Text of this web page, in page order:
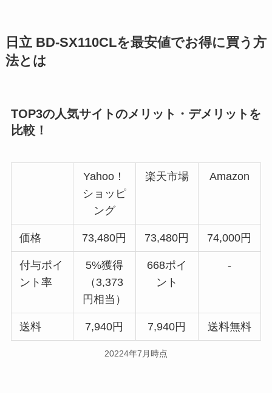
日立 BD-SX110CLを最安値でお得に買う方
法とは
TOP3の人気サイトのメリット・デメリットを
比較！
Yahoo！
ショッピ
ング
楽天市場 Amazon
価格 73,480円 73,480円 74,000円
付与ポイ
ント率
5%獲得
（3,373
円相当）
668ポイ
ント
-
送料 7,940円 7,940円 送料無料
20224年7月時点